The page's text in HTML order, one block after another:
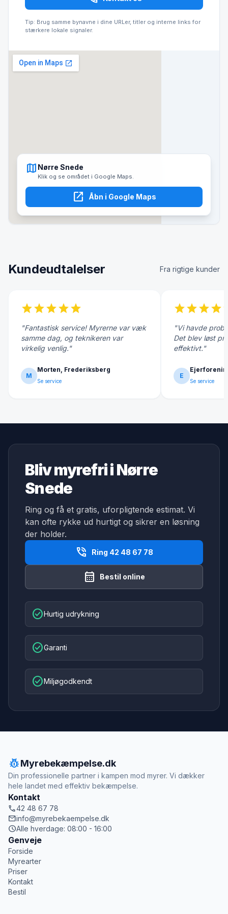
Tip: Brug samme bynavne i dine URLer, titler og interne links for
stærkere lokale signaler.
map Nørre Snede
Klik og se området i Google Maps.
open_in_new Åbn i Google Maps
Kundeudtalelser Fra rigtige kunder
starstarstarstarstar
"Fantastisk service! Myrerne var væk
samme dag, og teknikeren var
virkelig venlig."
M
Morten, Frederiksberg
Se service
starstarstarstar
"Vi havde
Det blev løst
effektivt."
E
Se service
Bliv myrefri i Nørre
Snede
Ring og få et gratis, uforpligtende estimat. Vi
kan ofte rykke ud hurtigt og sikrer en løsning
der holder.
phone_in_talk Ring 42 48 67 78
calendar_month Bestil online
check_circleHurtig udrykning
check_circleGaranti
check_circleMiljøgodkendt
pest_controlMyrebekæmpelse.dk
Din professionelle partner i kampen mod myrer. Vi dækker
hele landet med effektiv bekæmpelse.
Kontakt
call42 48 67 78
mailinfo@myrebekaempelse.dk
scheduleAlle hverdage: 08:00 - 16:00
Genveje
Forside
Myrearter
Priser
Kontakt
Bestil